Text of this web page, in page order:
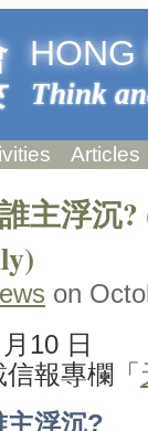
HONG
Think
Articles
主浮沉?
on
10 日
報專欄「
主浮沉?